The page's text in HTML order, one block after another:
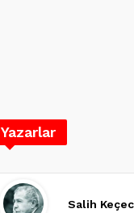
Yazarlar
Salih